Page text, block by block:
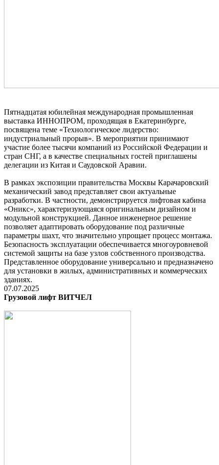
Пятнадцатая юбилейная международная промышленная
выставка ИННОПРОМ, проходящая в Екатеринбурге,
посвящена теме «Технологическое лидерство:
индустриальный прорыв». В мероприятии принимают
участие более тысячи компаний из Российской Федерации и
стран СНГ, а в качестве специальных гостей приглашены
делегации из Китая и Саудовской Аравии.
В рамках экспозиции правительства Москвы Карачаровский
механический завод представляет свои актуальные
разработки. В частности, демонстрируется лифтовая кабина
«Оникс», характеризующаяся оригинальным дизайном и
модульной конструкцией. Данное инженерное решение
позволяет адаптировать оборудование под различные
параметры шахт, что значительно упрощает процесс монтажа.
Безопасность эксплуатации обеспечивается многоуровневой
системой защиты на базе узлов собственного производства.
Представленное оборудование универсально и предназначено
для установки в жилых, административных и коммерческих
зданиях.
07.07.2025
Грузовой лифт ВИТЧЕЛ